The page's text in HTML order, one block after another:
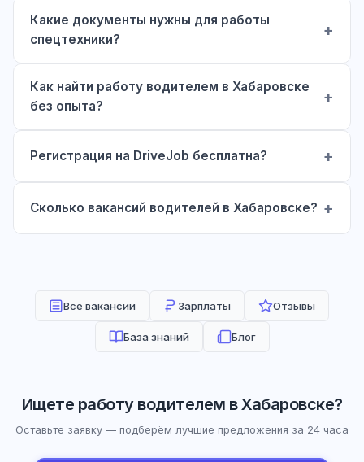
Какие документы нужны для работы
спецтехники?
Как найти работу водителем в Хабаровске
без опыта?
Регистрация на DriveJob бесплатна?
Сколько вакансий водителей в Хабаровске?
Все вакансии Зарплаты Отзывы
База знаний Блог
Ищете работу водителем в Хабаровске?
Оставьте заявку — подберём лучшие предложения за 24 часа